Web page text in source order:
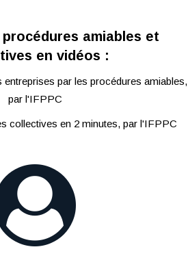
amiables et
en vidéos :
par les procédures amiables,
par l'IFPPC
collectives en 2 minutes, par l'IFPPC